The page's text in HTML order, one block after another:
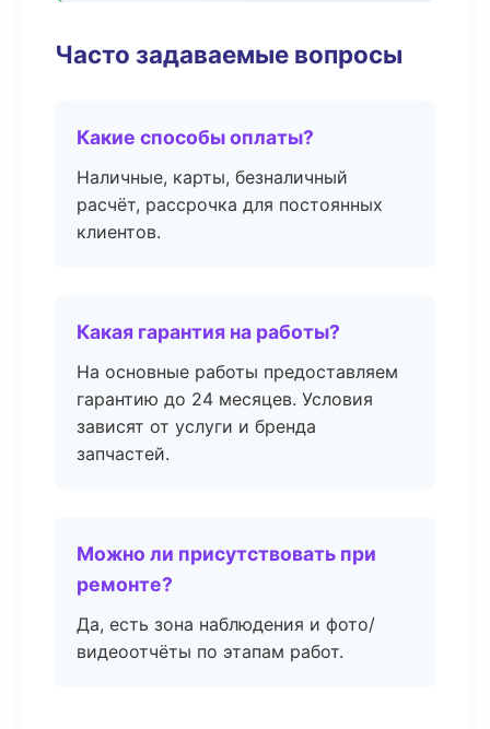
Часто задаваемые вопросы
Какие способы оплаты?
Наличные, карты, безналичный
расчёт, рассрочка для постоянных
клиентов.
Какая гарантия на работы?
На основные работы предоставляем
гарантию до 24 месяцев. Условия
зависят от услуги и бренда
запчастей.
Можно ли присутствовать при
ремонте?
Да, есть зона наблюдения и фото/
видеоотчёты по этапам работ.